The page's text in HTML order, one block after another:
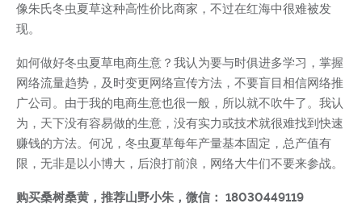
像朱氏冬虫夏草这种高性价比商家，不过在红海中很难被发
现。
如何做好冬虫夏草电商生意？我认为要与时俱进多学习，掌握
网络流量趋势，及时变更网络宣传方法，不要盲目相信网络推
广公司。由于我的电商生意也很一般，所以就不吹牛了。我认
为，天下没有容易做的生意，没有实力或技术就很难找到快速
赚钱的方法。何况，冬虫夏草每年产量基本固定，总产值有
限，无非是以小博大，后浪打前浪，网络大牛们不要来参战。
购买桑树桑黄，推荐山野小朱，微信： 18030449119